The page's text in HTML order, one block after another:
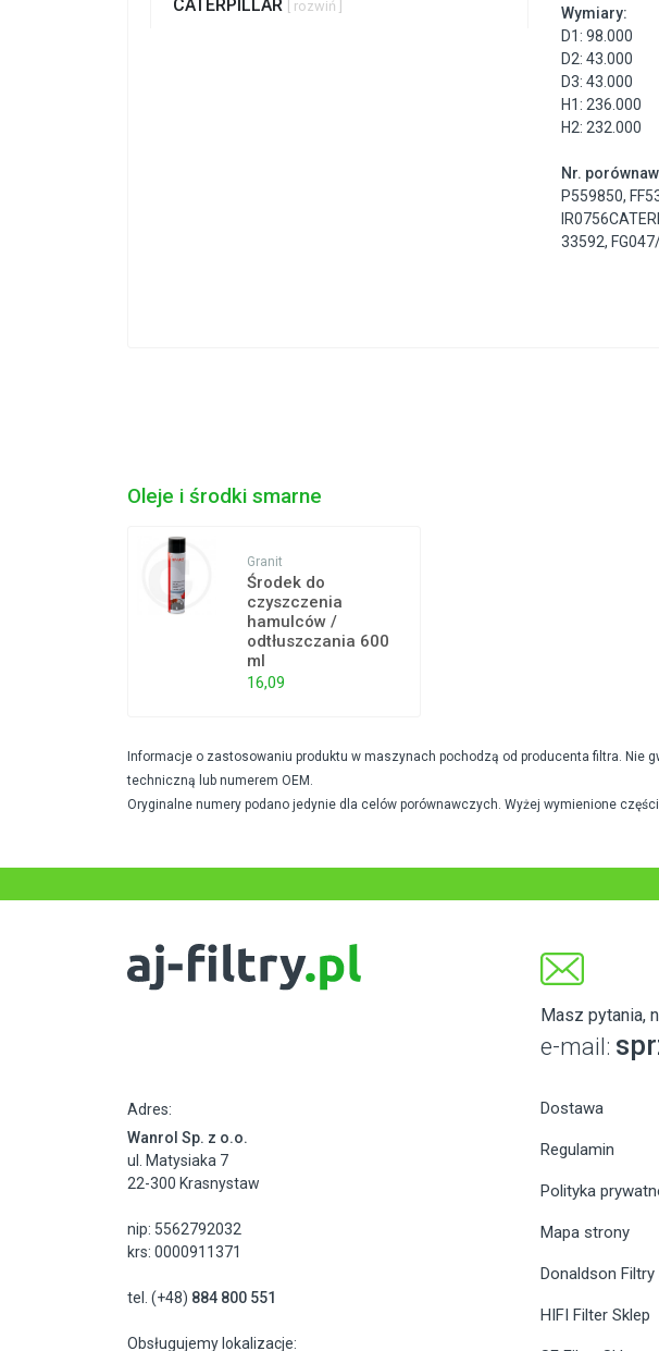
CATERPILLAR [ rozwiń ]
Wymiary:
D1: 98.000
D2: 43.000
D3: 43.000
H1: 236.000
H2: 232.000
Nr.
P559850,
33592,
Oleje i środki smarne
Granit
Środek do
czyszczenia
hamulców /
odtłuszczania 600
ml
16,09
Informacje o zastosowaniu produktu w maszynach pochodzą od producenta filtra. Nie
techniczną lub numerem OEM.
Oryginalne numery podano jedynie dla celów porównawczych. Wyżej wymienione
Masz pytania,
e-mail:
Adres:
Wanrol Sp. z o.o.
ul. Matysiaka 7
22-300 Krasnystaw
nip: 5562792032
krs: 0000911371
tel. (+48) 884 800 551
Obsługujemy lokalizacje:
Dostawa
Regulamin
Polityka
Mapa strony
Donaldson Filtry
HIFI Filter Sklep